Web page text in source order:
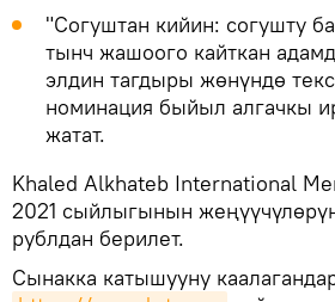
"Согуштан кийин: согушту
тынч жашоого кайткан
элдин тагдыры жөнүндө
номинация быйыл алгачкы
жатат.
Khaled Alkhateb International
2021 сыйлыгынын
рублдан берилет.
Сынакка катышууну